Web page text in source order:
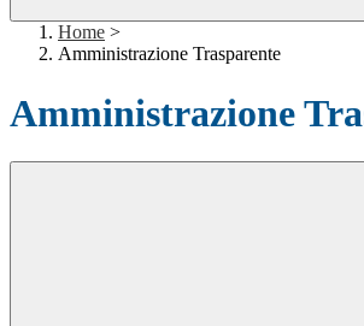
Home >
Amministrazione Trasparente
Amministrazione